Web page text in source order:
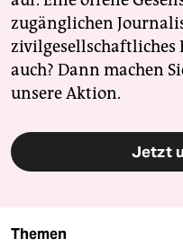
zugänglichen
zivilgesellschaftliches
auch? Dann machen
unsere Aktion.
Jetzt
Themen